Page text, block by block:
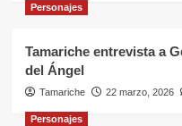
Personajes
Tamariche entrevista a
del Ángel
Tamariche 22 marzo, 2026
Personajes